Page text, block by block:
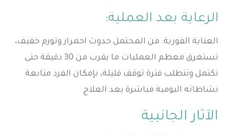
الرعاية بعد العملية:
العناية الفورية: من المحتمل حدوث احمرار وتورم خفيف،
تستغرق معظم العمليات ما يقرب من 30 دقيقة حتى
تكتمل وتتطلب فترة توقف قليلة، بإمكان الفرد متابعة
نشاطاته اليومية مباشرة بعد العلاج
الآثار الجانبية